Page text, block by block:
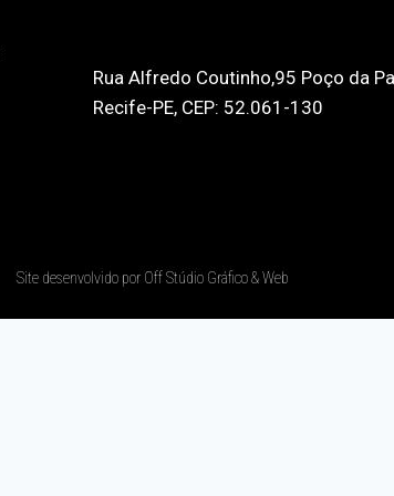
Rua Alfredo Coutinho,95 Poço da
Recife-PE, CEP: 52.061-130
Site desenvolvido por Off Stúdio Gráfico & Web